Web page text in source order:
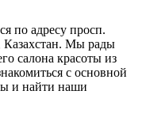
по адресу просп.
Мы рады
салона красоты из
с основной
и найти наши